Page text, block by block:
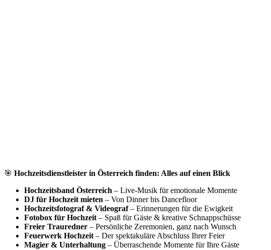
🎯 Hochzeitsdienstleister in Österreich finden: Alles auf einen Blick
Hochzeitsband Österreich – Live-Musik für emotionale Momente
DJ für Hochzeit mieten – Von Dinner bis Dancefloor
Hochzeitsfotograf & Videograf– Erinnerungen für die Ewigkeit
Fotobox für Hochzeit – Spaß für Gäste & kreative Schnappschüsse
Freier Trauredner – Persönliche Zeremonien, ganz nach Wunsch
Feuerwerk Hochzeit – Der spektakuläre Abschluss Ihrer Feier
Magier & Unterhaltung – Überraschende Momente für Ihre Gäste